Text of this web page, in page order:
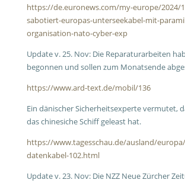
https://de.euronews.com/my-europe/2024/
sabotiert-europas-unterseekabel-mit-
organisation-nato-cyber-exp
Update v. 25. Nov: Die Reparaturarbeiten
begonnen und sollen zum Monatsende
https://www.ard-text.de/mobil/136
Ein dänischer Sicherheitsexperte vermutet,
das chinesiche Schiff geleast hat.
https://www.tagesschau.de/ausland/
datenkabel-102.html
Update v. 23. Nov: Die NZZ Neue Zürcher